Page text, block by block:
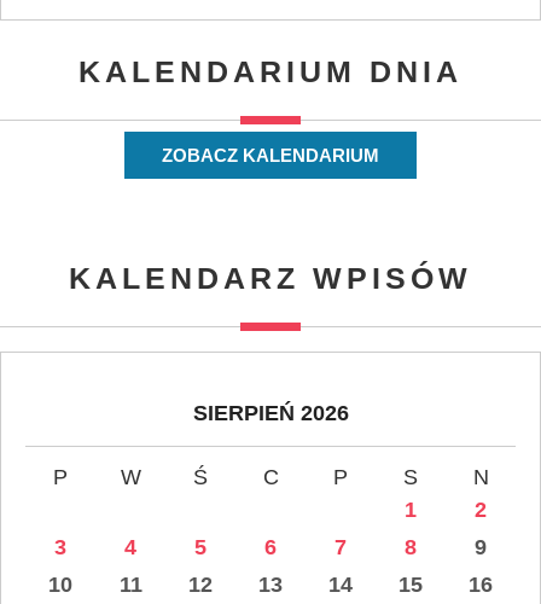
KALENDARIUM DNIA
ZOBACZ KALENDARIUM
KALENDARZ WPISÓW
SIERPIEŃ 2026
P W Ś C P S
N
1
2
3
4 5 6 7 8
9
10
11 12 13 14 15
16